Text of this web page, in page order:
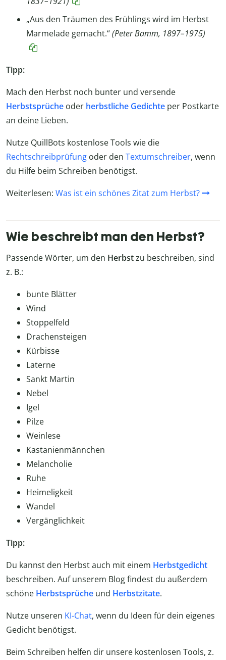
„Aus den Träumen des Frühlings wird im Herbst
Marmelade gemacht.“(Peter Bamm, 1897–1975)
Tipp:
Mach den Herbst noch bunter und versende
Herbstsprüche oder herbstliche Gedichte per Postkarte
an deine Lieben.
Nutze QuillBots kostenlose Tools wie die
Rechtschreibprüfung oder den Textumschreiber, wenn
du Hilfe beim Schreiben benötigst.
Weiterlesen: Was ist ein schönes Zitat zum Herbst?
Wie beschreibt man den Herbst?
Passende Wörter, um den Herbstzu beschreiben, sind
z. B.:
bunte Blätter
Wind
Stoppelfeld
Drachensteigen
Kürbisse
Laterne
Sankt Martin
Nebel
Igel
Pilze
Weinlese
Kastanienmännchen
Melancholie
Ruhe
Heimeligkeit
Wandel
Vergänglichkeit
Tipp:
Du kannst den Herbst auch mit einem Herbstgedicht
beschreiben. Auf unserem Blog findest du außerdem
schöne Herbstsprüche und Herbstzitate.
Nutze unseren KI-Chat, wenn du Ideen für dein eigenes
Gedicht benötigst.
Beim Schreiben helfen dir unsere kostenlosen Tools, z.